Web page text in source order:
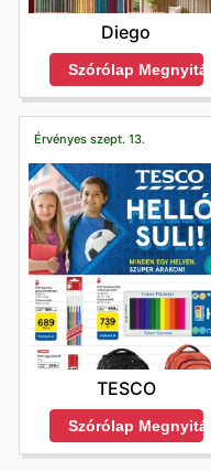
Diego
Szórólap
Érvényes szept. 13.
TESCO
Szórólap